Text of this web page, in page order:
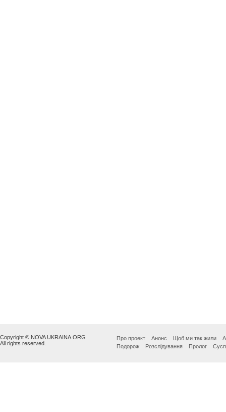
Copyright © NOVA UKRAINA.ORG
All rights reserved.
Про проект Анонс Щоб ми так жили
Подорож
Розслідування Пролог